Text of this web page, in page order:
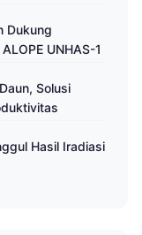
Dukung
UNHAS-1
Solusi
Hasil Iradiasi